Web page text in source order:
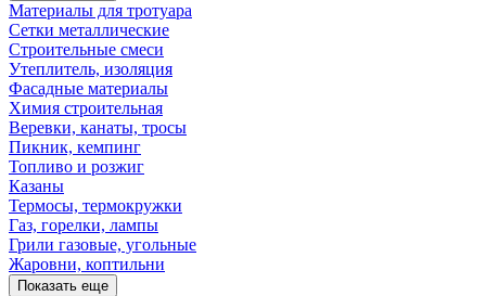
Материалы для тротуара
Сетки металлические
Строительные смеси
Утеплитель, изоляция
Фасадные материалы
Химия строительная
Веревки, канаты, тросы
Пикник, кемпинг
Топливо и розжиг
Казаны
Термосы, термокружки
Газ, горелки, лампы
Грили газовые, угольные
Жаровни, коптильни
Показать еще